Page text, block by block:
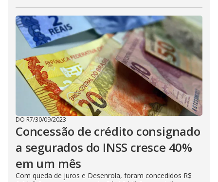
DO R7/30/09/2023
Concessão de crédito consignado
a segurados do INSS cresce 40%
em um mês
Com queda de juros e Desenrola, foram concedidos R$